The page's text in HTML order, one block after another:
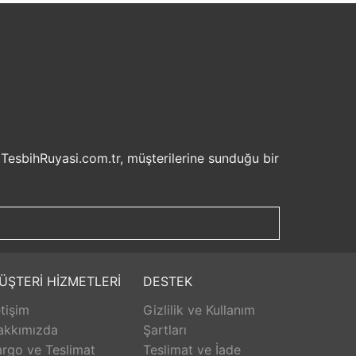
müşterilerine sunduğu bir
deneyiminizi keyifli hale getirebilirsiniz.
beklemek zorunda kalmadan istediğiniz
ürünü beğenmez veya istediğiniz gibi
olmadan istediğiniz ürünü seçebilirsiniz.
sunar. Ürünlerle ilgili herhangi bir sorun
her aşamasında destek alabilirsiniz.
keyifli bir alışveriş yapabilirsiniz.
HİZMETLERİ
ve Teslimat
DESTEK
Gizlilik ve Kullanım
Şartları
Teslimat ve İade